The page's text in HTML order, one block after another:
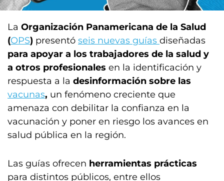
La Organización Panamericana de la Salud
(OPS) presentó seis nuevas guías diseñadas
para apoyar a los trabajadores de la salud y
a otros profesionales en la identificación y
respuesta a la desinformación sobre las
vacunas, un fenómeno creciente que
amenaza con debilitar la confianza en la
vacunación y poner en riesgo los avances en
salud pública en la región.
Las guías ofrecen herramientas prácticas
para distintos públicos, entre ellos